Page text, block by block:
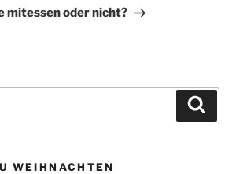
mitessen oder nicht?
WEIHNACHTEN